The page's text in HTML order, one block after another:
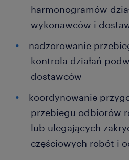
harmonogramów
wykonawców i
nadzorowanie
kontrola działań
dostawców
koordynowanie
przebiegu odbiorów
lub ulegających
częściowych robót i